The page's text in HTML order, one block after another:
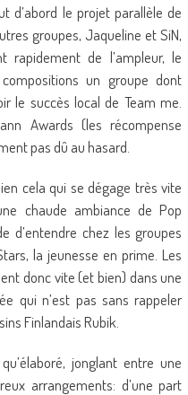
d’abord le projet parallèle de
groupes, Jaqueline et SiN,
rapidement de l’ampleur, le
un groupe dont
le succès local de Team me.
Awards (les récompense
pas dû au hasard.
cela qui se dégage très vite
chaude ambiance de Pop
d’entendre chez les groupes
la jeunesse en prime. Les
donc vite (et bien) dans une
qui n’est pas sans rappeler
Finlandais Rubik.
jonglant entre une
arrangements: d’une part